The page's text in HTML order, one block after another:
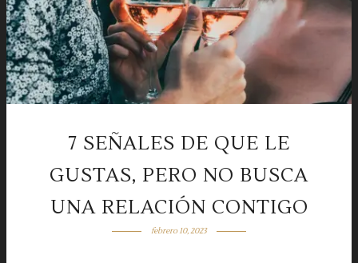
7 SEÑALES DE QUE LE
GUSTAS, PERO NO BUSCA
UNA RELACIÓN CONTIGO
febrero 10, 2023